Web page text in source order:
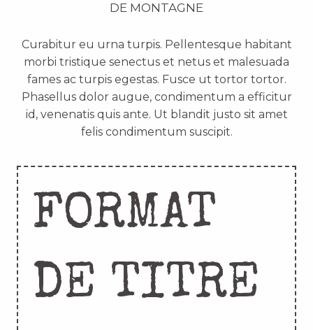
DE MONTAGNE
Curabitur eu urna turpis. Pellentesque habitant
morbi tristique senectus et netus et malesuada
fames ac turpis egestas. Fusce ut tortor tortor.
Phasellus dolor augue, condimentum a efficitur
id, venenatis quis ante. Ut blandit justo sit amet
felis condimentum suscipit.
FORMAT
DE TITRE